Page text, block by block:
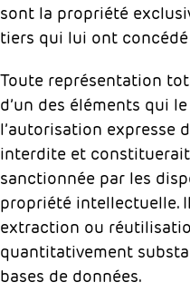
sont la propriété
tiers qui lui ont
Toute représentation
d’un des éléments qui
l’autorisation expresse
interdite et
sanctionnée par les
propriété intellectuelle.
extraction ou
quantitativement
bases de données.